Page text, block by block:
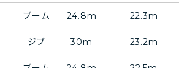
ブーム 24.8m
22.3m
ジブ 30m 23.2m